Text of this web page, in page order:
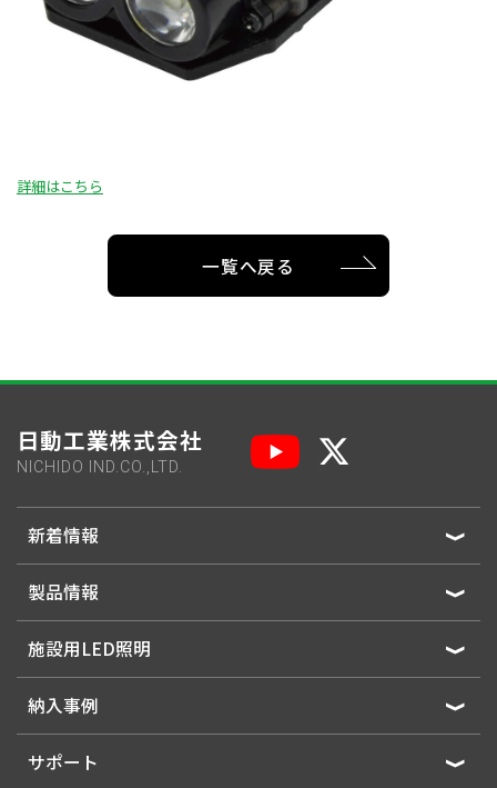
詳細はこちら
一覧へ戻る
日動工業株式会社
NICHIDO IND.CO.,LTD.
新着情報
製品情報
施設用LED照明
納入事例
サポート